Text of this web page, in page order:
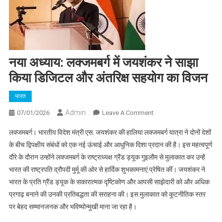
नया अध्याय: लक्जमबर्ग में जयशंकर ने साझा
किया डिजिटल और अंतरिक्ष सहयोग का विजन
भारत
07/01/2026 Admin Leave A CommentOn
अध्याय:
लक्जमबर्ग
में
जयशंकर
ने
साझा
लक्जमबर्ग। भारतीय विदेश मंत्री एस. जयशंकर की हालिया लक्जमबर्ग यात्रा ने दोनों देशों
के बीच द्विपक्षीय संबंधों को एक नई ऊंचाई और आधुनिक दिशा प्रदान की है। इस महत्वपूर्ण
दौरे के दौरान उन्होंने लक्जमबर्ग के राष्ट्राध्यक्ष ग्रैंड ड्यूक गुइलौम से मुलाकात कर उन्हें
भारत की राष्ट्रपति द्रौपदी मुर्मू की ओर से हार्दिक शुभकामनाएं प्रेषित कीं। जयशंकर ने
भारत के प्रति ग्रैंड ड्यूक के सकारात्मक दृष्टिकोण और आपसी साझेदारी को और अधिक
प्रगाढ़ बनाने की उनकी प्रतिबद्धता की सराहना की। इस मुलाकात को कूटनीतिक स्तर
पर बेहद सम्मानजनक और भविष्योन्मुखी माना जा रहा है।